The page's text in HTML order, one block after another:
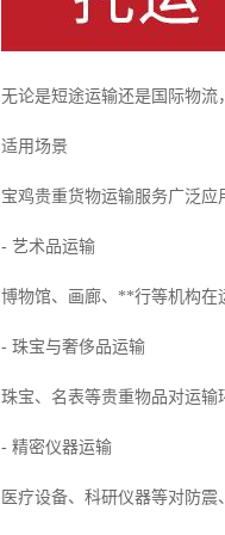
无论是短途运输还是国际物流
适用场景
宝鸡贵重货物运输服务广泛应
- 艺术品运输
博物馆、画廊、**行等机构在
- 珠宝与奢侈品运输
珠宝、名表等贵重物品对运输
- 精密仪器运输
医疗设备、科研仪器等对防震